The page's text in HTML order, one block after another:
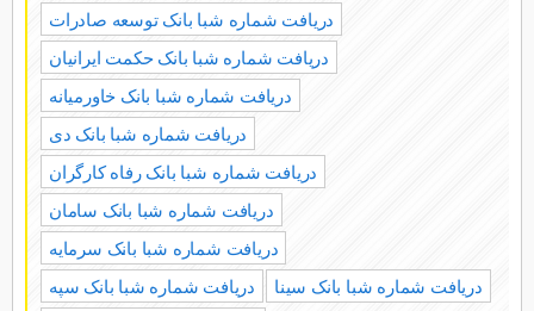
دریافت شماره شبا بانک توسعه صادرات
دریافت شماره شبا بانک حکمت ایرانیان
دریافت شماره شبا بانک خاورمیانه
دریافت شماره شبا بانک دی
دریافت شماره شبا بانک رفاه کارگران
دریافت شماره شبا بانک سامان
دریافت شماره شبا بانک سرمایه
دریافت شماره شبا بانک سپه
دریافت شماره شبا بانک سینا